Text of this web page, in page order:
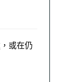
或在仍